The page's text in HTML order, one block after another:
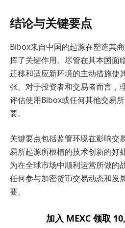
结论与关键要点
Bibox来自中国的起源在塑造其
挥了关键作用。尽管在其本国面
迁移和适应新环境的主动措施使
张。对于投资者和交易者而言，
评估使用Bibox或任何其他交易
要。
关键要点包括监管环境在影响交
易所起源所根植的技术创新的好
为在全球市场中顺利运营所做的
任何参与加密货币交易动态和发
要。
加入 MEXC 领取